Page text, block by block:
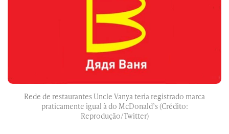
Rede de restaurantes Uncle Vanya teria registrado marca
praticamente igual à do McDonald’s (Crédito:
Reprodução/Twitter)